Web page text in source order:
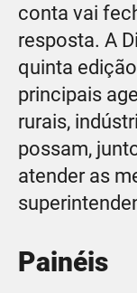
conta vai
resposta. A
quinta
principais
rurais,
possam,
atender as
Painéis